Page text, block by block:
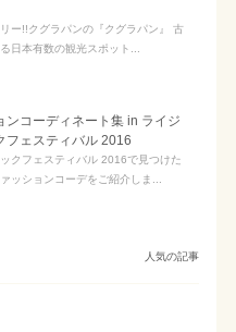
ー!!クグラパンの『クグラパン』 古
日本有数の観光スポット...
ンコーディネート集 in ライジ
フェスティバル 2016
クフェスティバル 2016で見つけた
ッションコーデをご紹介しま...
人気の記事